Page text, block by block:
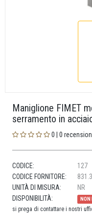
Maniglione FIMET
serramento in
0 | 0
CODICE:
127
CODICE FORNITORE:
UNITÀ DI MISURA:
NR
DISPONIBILITÀ:
NON
si prega di contattare i nostri